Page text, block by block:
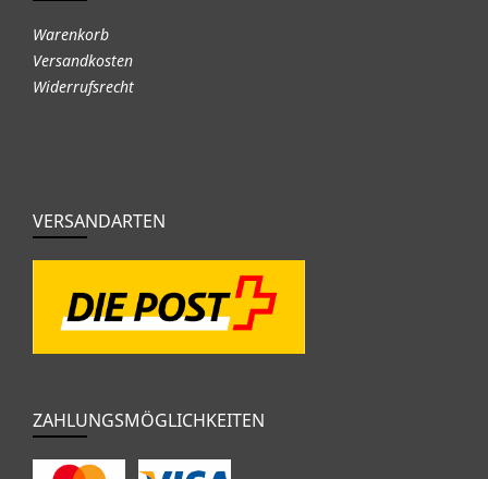
Warenkorb
Versandkosten
Widerrufsrecht
VERSANDARTEN
ZAHLUNGSMÖGLICHKEITEN